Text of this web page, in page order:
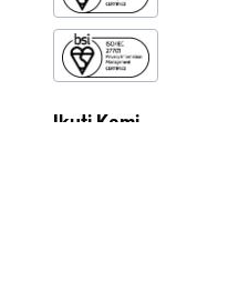
Ikuti Kami